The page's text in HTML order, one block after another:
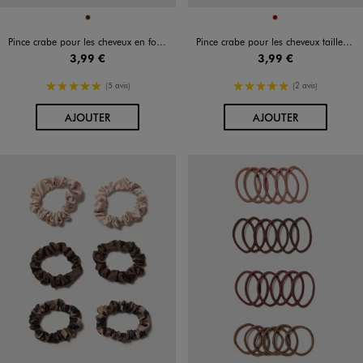
Disponible en 1 coloris
MARRON
Pince crabe pour les cheveux en forme de fleur de tiaré
3,99 €
5/5 de moyenne
(5 avis)
AJOUTERAU PANIER
Disponible en 1 coloris
ROUGE FONCE
Pince crabe pour les cheveux taille XXL
3,99 €
5/5 de moyenne
(2 avis)
AJOUTERAU PANIER